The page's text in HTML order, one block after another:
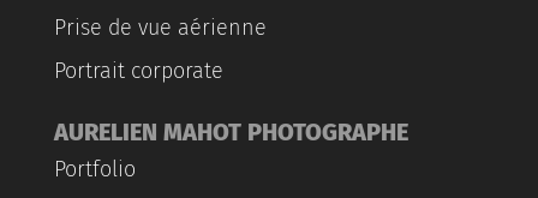
Prise de vue aérienne
Portrait corporate
AURELIEN MAHOT PHOTOGRAPHE
Portfolio